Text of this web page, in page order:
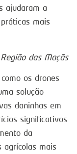
ajudaram a
mais
das Maçãs
os drones
solução
daninhas em
significativos
da
agrícolas mais